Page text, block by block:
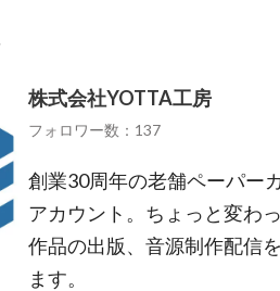
株式会社YOTTA工房
フォロワー数：137
創業30周年の老舗ペーパー
アカウント。ちょっと変わ
作品の出版、音源制作配信
ます。